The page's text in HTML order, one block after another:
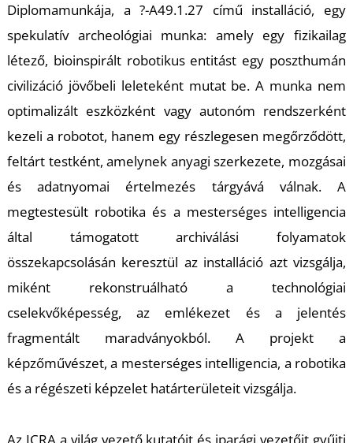
Diplomamunkája, a ?-A49.1.27 című installáció, egy
spekulatív archeológiai munka: amely egy fizikailag
létező, bioinspirált robotikus entitást egy poszthumán
civilizáció jövőbeli leleteként mutat be. A munka nem
optimalizált eszközként vagy autonóm rendszerként
kezeli a robotot, hanem egy részlegesen megőrződött,
feltárt testként, amelynek anyagi szerkezete, mozgásai
és adatnyomai értelmezés tárgyává válnak. A
megtestesült robotika és a mesterséges intelligencia
által támogatott archiválási folyamatok
összekapcsolásán keresztül az installáció azt vizsgálja,
miként rekonstruálható a technológiai
cselekvőképesség, az emlékezet és a jelentés
fragmentált maradványokból. A projekt a
képzőművészet, a mesterséges intelligencia, a robotika
és a régészeti képzelet határterületeit vizsgálja.